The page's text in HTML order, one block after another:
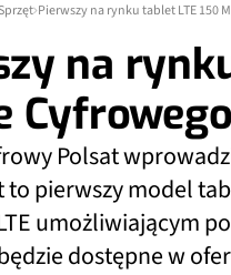
Sprzęt Pierwszy na rynku tablet LTE 150
na
Polsat
to pierwszy model
umożliwiającym
dostępne w